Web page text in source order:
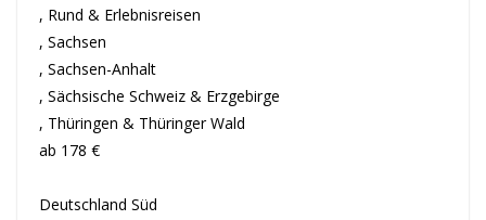
, Rund & Erlebnisreisen
, Sachsen
, Sachsen-Anhalt
, Sächsische Schweiz & Erzgebirge
, Thüringen & Thüringer Wald
ab 178 €
Deutschland Süd